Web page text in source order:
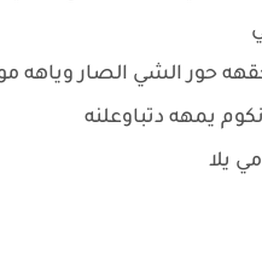
حور الشي الصار
يمهه دتباوعلنه
يلا